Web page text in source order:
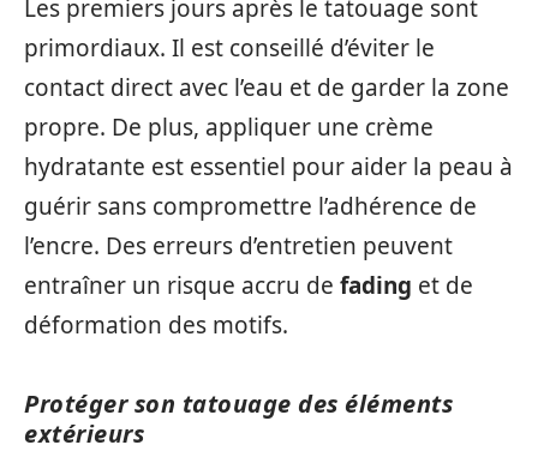
Les premiers jours après le tatouage sont
primordiaux. Il est conseillé d’éviter le
contact direct avec l’eau et de garder la zone
propre. De plus, appliquer une crème
hydratante est essentiel pour aider la peau à
guérir sans compromettre l’adhérence de
l’encre. Des erreurs d’entretien peuvent
entraîner un risque accru de fading et de
déformation des motifs.
Protéger son tatouage des éléments
extérieurs